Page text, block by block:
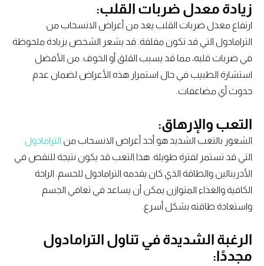
زيادة معدل ضربات القلب:
ارتفاع معدل ضربات القلب يعد من أعراض الانسحاب من
الترامادول التي قد تكون مقلقة. قد يشعر الشخص بزيادة ملحوظة
في ضربات قلبه، مما قد يسبب القلق أو الخوف. من الأفضل
استشارة الطبيب في حال استمرار هذه الأعراض لضمان عدم
حدوث أي مضاعفات.
التعب والإرهاق:
الشعور بالتعب الشديد هو أحد أعراض الانسحاب منالترامادول
التي قد تستمر لفترة طويلة. هذا التعب قد يكون نتيجة للنقص في
الأدرينالين والطاقة الذي كان يقدمه الترامادول للجسم. الراحة
الكافية والغذاء المتوازن يمكن أن يساعد في تعافي الجسم
واستعادة طاقته بشكل أسرع.
الرغبة الشديدة في تناول الترامادول
مجددًا: